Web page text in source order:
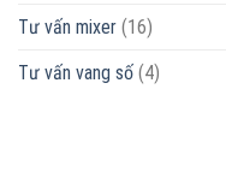
Tư vấn mixer (16)
Tư vấn vang số (4)